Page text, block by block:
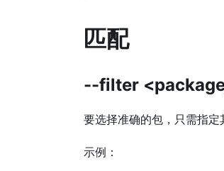
匹配
--filter
要选择准确的包，只需指定
示例：